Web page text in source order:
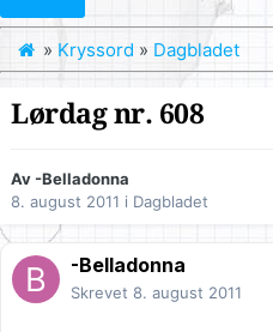
» Kryssord » Dagbladet
Lørdag nr. 608
Av -Belladonna
8. august 2011 i Dagbladet
-Belladonna
Skrevet 8. august 2011